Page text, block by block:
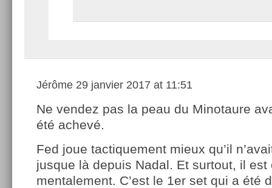
Jérôme 29 janvier 2017 at 11:51
Ne vendez pas la peau du Minotaure
été achevé.
Fed joue tactiquement mieux qu’il
jusque là depuis Nadal. Et surtout, il est
mentalement. C’est le 1er set qui a été